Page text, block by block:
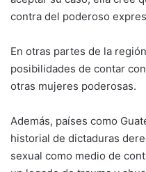
contra del poderoso
En otras partes de la
posibilidades de contar
otras mujeres poderosas.
Además, países como
historial de dictaduras
sexual como medio de